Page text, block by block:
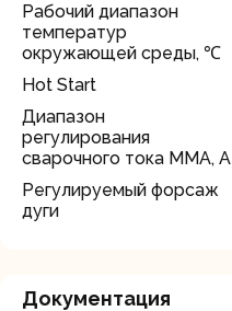
Рабочий диапазон
температур
окружающей среды, ℃
Hot Start
Диапазон
регулирования
сварочного тока MMA, А
Регулируемый форсаж
дуги
Документация